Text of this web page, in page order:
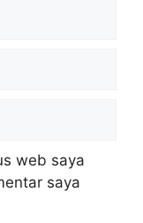
web saya
saya